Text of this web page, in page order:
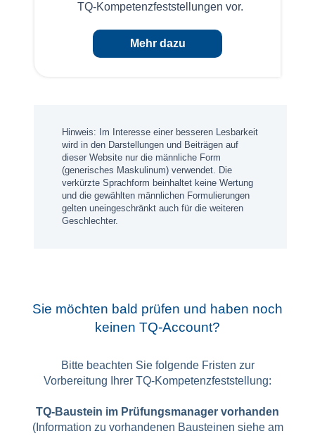
TQ-Kompetenzfeststellungen vor.
Mehr dazu
Hinweis: Im Interesse einer besseren Lesbarkeit
wird in den Darstellungen und Beiträgen auf
dieser Website nur die männliche Form
(generisches Maskulinum) verwendet. Die
verkürzte Sprachform beinhaltet keine Wertung
und die gewählten männlichen Formulierungen
gelten uneingeschränkt auch für die weiteren
Geschlechter.
Sie möchten bald prüfen und haben noch
keinen TQ-Account?
Bitte beachten Sie folgende Fristen zur
Vorbereitung Ihrer TQ-Kompetenzfeststellung:
TQ-Baustein im Prüfungsmanager vorhanden
(Information zu vorhandenen Bausteinen siehe am